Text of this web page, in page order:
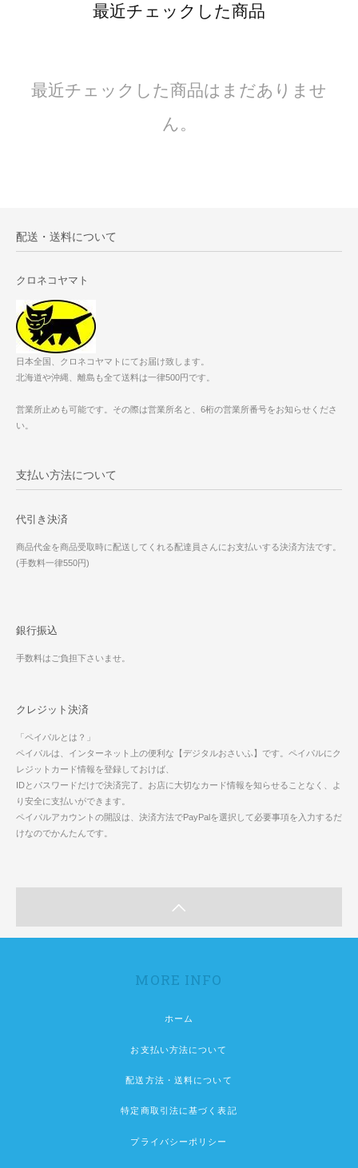
最近チェックした商品
最近チェックした商品はまだありませ
ん。
配送・送料について
クロネコヤマト
日本全国、クロネコヤマトにてお届け致します。
北海道や沖縄、離島も全て送料は一律500円です。
営業所止めも可能です。その際は営業所名と、6桁の営業所番号をお知らせくださ
い。
支払い方法について
代引き決済
商品代金を商品受取時に配送してくれる配達員さんにお支払いする決済方法です。
(手数料一律550円)
銀行振込
手数料はご負担下さいませ。
クレジット決済
「ペイパルとは？」
ペイパルは、インターネット上の便利な【デジタルおさいふ】です。ペイパルにク
レジットカード情報を登録しておけば、
IDとパスワードだけで決済完了。お店に大切なカード情報を知らせることなく、よ
り安全に支払いができます。
ペイパルアカウントの開設は、決済方法でPayPalを選択して必要事項を入力するだ
けなのでかんたんです。
MORE INFO
ホーム
お支払い方法について
配送方法・送料について
特定商取引法に基づく表記
プライバシーポリシー